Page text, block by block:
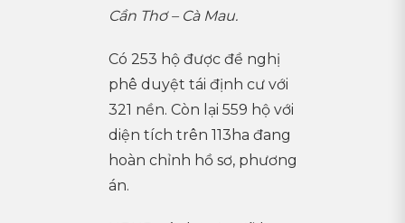
Cần Thơ – Cà Mau.
Có 253 hộ được đề nghị
phê duyệt tái định cư với
321 nền. Còn lại 559 hộ với
diện tích trên 113ha đang
hoàn chỉnh hồ sơ, phương
án.